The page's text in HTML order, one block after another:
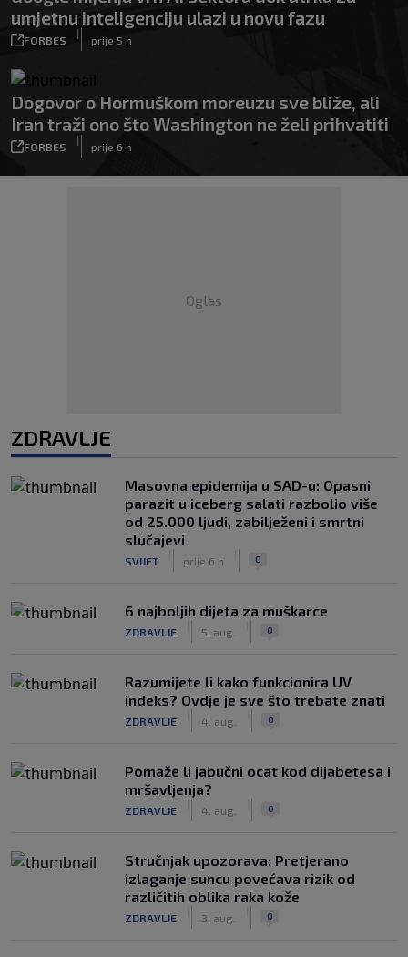
umjetnu inteligenciju ulazi u novu fazu
FORBES
|
prije 5 h
Dogovor o Hormuškom moreuzu sve bliže, ali
Iran traži ono što Washington ne želi prihvatiti
FORBES
|
prije 6 h
Oglas
ZDRAVLJE
Masovna epidemija u SAD-u: Opasni
parazit u iceberg salati razbolio više
od 25.000 ljudi, zabilježeni i smrtni
slučajevi
SVIJET prije 6 h 0
6 najboljih dijeta za muškarce
ZDRAVLJE 5. aug. 0
Razumijete li kako funkcionira UV
indeks? Ovdje je sve što trebate znati
ZDRAVLJE 4. aug. 0
Pomaže li jabučni ocat kod dijabetesa i
mršavljenja?
ZDRAVLJE 4. aug. 0
Stručnjak upozorava: Pretjerano
izlaganje suncu povećava rizik od
različitih oblika raka kože
ZDRAVLJE 3. aug. 0